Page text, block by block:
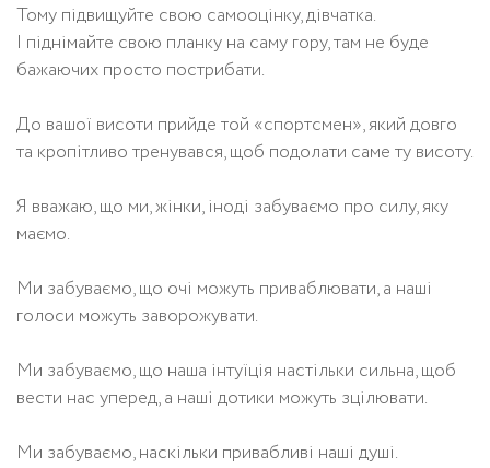
Тому підвищуйте свою самооцінку, дівчатка.
І піднімайте свою планку на саму гору, там не буде
бажаючих просто пострибати.
До вашої висоти прийде той «спортсмен», який довго
та кропітливо тренувався, щоб подолати саме ту висоту.
Я вважаю, що ми, жінки, іноді забуваємо про силу, яку
маємо.
Ми забуваємо, що очі можуть приваблювати, а наші
голоси можуть заворожувати.
Ми забуваємо, що наша інтуїція настільки сильна, щоб
вести нас уперед, а наші дотики можуть зцілювати.
Ми забуваємо, наскільки привабливі наші душі.